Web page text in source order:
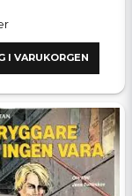
I VARUKORGEN